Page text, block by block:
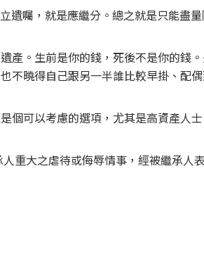
遺囑，就是應繼分。總之就是只能盡
產。生前是你的錢，死後不是你的錢
不曉得自己跟另一半誰比較早掛、配
個可以考慮的選項，尤其是高資產人
人重大之虐待或侮辱情事，經被繼承人